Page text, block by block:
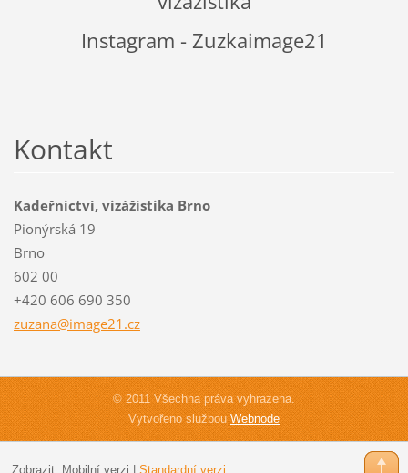
Instagram - Zuzkaimage21
Kontakt
Kadeřnictví, vizážistika Brno
Pionýrská 19
Brno
602 00
+420 606 690 350
zuzana@image21.cz
© 2011 Všechna práva vyhrazena.
Vytvořeno službouWebnode
Zobrazit: Mobilní verzi | Standardní verzi